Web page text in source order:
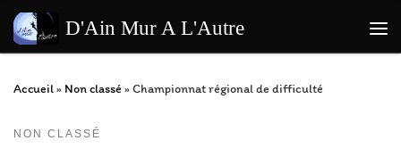
Passer au contenu
D'Ain Mur A L'Autre
Accueil» Non classé»Championnat régional de difficulté
NON CLASSÉ